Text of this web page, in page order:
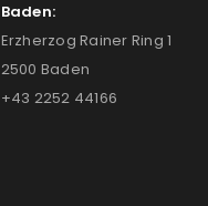
Baden:
Erzherzog Rainer Ring 1
2500 Baden
+43 2252 44166